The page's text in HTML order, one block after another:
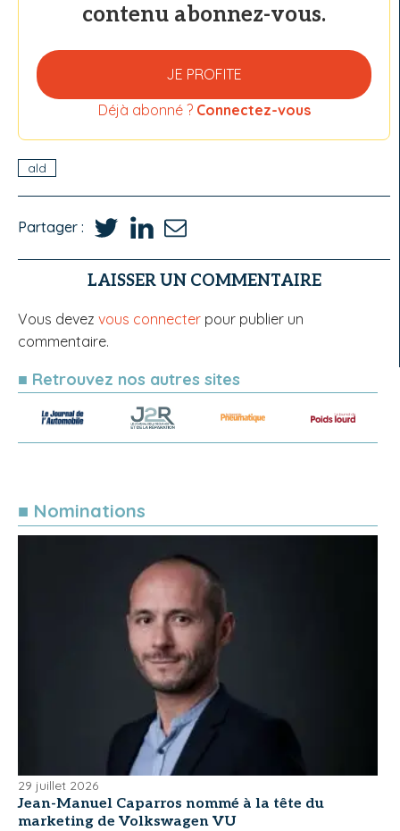
contenu abonnez-vous.
JE PROFITE
Déjà abonné ? Connectez-vous
ald
Partager :
LAISSER UN COMMENTAIRE
Vous devez vous connecter pour publier un
commentaire.
■ Retrouvez nos autres sites
■ Nominations
29 juillet 2026
Jean-Manuel Caparros nommé à la tête du
marketing de Volkswagen VU